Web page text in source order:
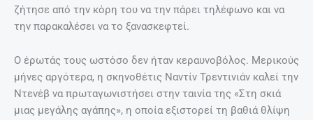
ζήτησε από την κόρη του να την πάρει τηλέφωνο και να
την παρακαλέσει να το ξανασκεφτεί.
Ο έρωτάς τους ωστόσο δεν ήταν κεραυνοβόλος. Μερικούς
μήνες αργότερα, η σκηνοθέτις Ναντίν Τρεντινιάν καλεί την
Ντενέβ να πρωταγωνιστήσει στην ταινία της «Στη σκιά
μιας μεγάλης αγάπης», η οποία εξιστορεί τη βαθιά θλίψη